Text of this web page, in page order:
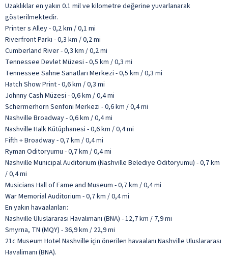
Uzaklıklar en yakın 0.1 mil ve kilometre değerine yuvarlanarak
gösterilmektedir.
Printer s Alley - 0,2 km / 0,1 mi
Riverfront Parkı - 0,3 km / 0,2 mi
Cumberland River - 0,3 km / 0,2 mi
Tennessee Devlet Müzesi - 0,5 km / 0,3 mi
Tennessee Sahne Sanatları Merkezi - 0,5 km / 0,3 mi
Hatch Show Print - 0,6 km / 0,3 mi
Johnny Cash Müzesi - 0,6 km / 0,4 mi
Schermerhorn Senfoni Merkezi - 0,6 km / 0,4 mi
Nashville Broadway - 0,6 km / 0,4 mi
Nashville Halk Kütüphanesi - 0,6 km / 0,4 mi
Fifth + Broadway - 0,7 km / 0,4 mi
Ryman Oditoryumu - 0,7 km / 0,4 mi
Nashville Municipal Auditorium (Nashville Belediye Oditoryumu) - 0,7 km
/ 0,4 mi
Musicians Hall of Fame and Museum - 0,7 km / 0,4 mi
War Memorial Auditorium - 0,7 km / 0,4 mi
En yakın havaalanları:
Nashville Uluslararası Havalimanı (BNA) - 12,7 km / 7,9 mi
Smyrna, TN (MQY) - 36,9 km / 22,9 mi
21c Museum Hotel Nashville için önerilen havaalanı Nashville Uluslararası
Havalimanı (BNA).